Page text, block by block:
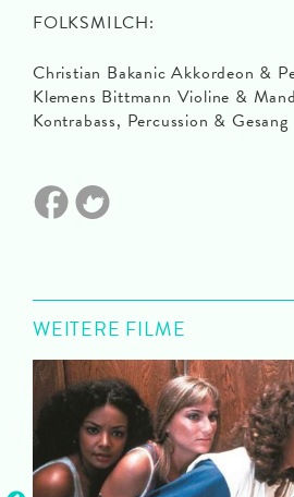
FOLKSMILCH:
Christian Bakanic Akkordeon &
Klemens Bittmann Violine &
Kontrabass, Percussion & Gesang
WEITERE FILME